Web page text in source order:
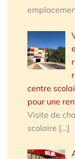
centre
pour une
Visite de
scolaire […]